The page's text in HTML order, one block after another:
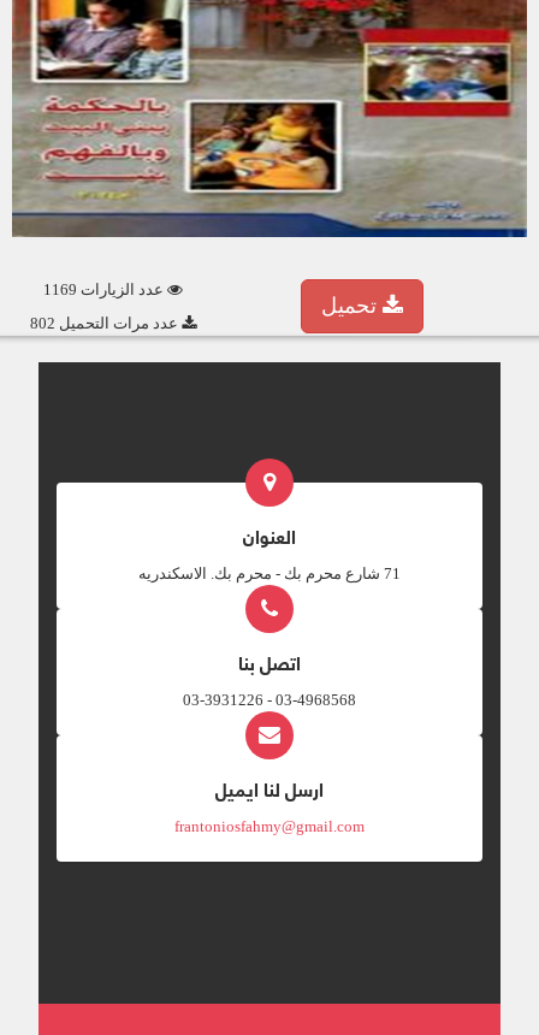
عدد الزيارات 1169
عدد مرات التحميل 802
تحميل
العنوان
‎71 شارع محرم بك - محرم بك. الاسكندريه
اتصل بنا
03-4968568 - 03-3931226
ارسل لنا ايميل
frantoniosfahmy@gmail.com